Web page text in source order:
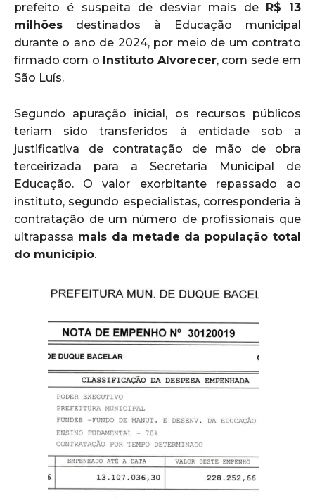
prefeito é suspeita de desviar mais de
R$ 13
milhões destinados à Educação municipal
durante o ano de 2024, por meio de um contrato
firmado com o Instituto Alvorecer, com sede em
São Luís.
Segundo apuração inicial, os recursos públicos
teriam sido transferidos à entidade sob a
justificativa de contratação de mão de obra
terceirizada para a Secretaria Municipal de
Educação. O valor exorbitante repassado ao
instituto, segundo especialistas, corresponderia à
contratação de um número de profissionais que
ultrapassa mais da metade da população total
do município.